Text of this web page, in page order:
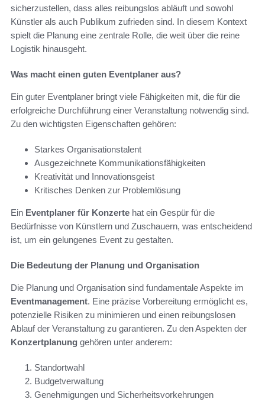
sicherzustellen, dass alles reibungslos abläuft und sowohl
Künstler als auch Publikum zufrieden sind. In diesem Kontext
spielt die Planung eine zentrale Rolle, die weit über die reine
Logistik hinausgeht.
Was macht einen guten Eventplaner aus?
Ein guter Eventplaner bringt viele Fähigkeiten mit, die für die
erfolgreiche Durchführung einer Veranstaltung notwendig sind.
Zu den wichtigsten Eigenschaften gehören:
Starkes Organisationstalent
Ausgezeichnete Kommunikationsfähigkeiten
Kreativität und Innovationsgeist
Kritisches Denken zur Problemlösung
Ein Eventplaner für Konzerte hat ein Gespür für die
Bedürfnisse von Künstlern und Zuschauern, was entscheidend
ist, um ein gelungenes Event zu gestalten.
Die Bedeutung der Planung und Organisation
Die Planung und Organisation sind fundamentale Aspekte im
Eventmanagement. Eine präzise Vorbereitung ermöglicht es,
potenzielle Risiken zu minimieren und einen reibungslosen
Ablauf der Veranstaltung zu garantieren. Zu den Aspekten der
Konzertplanung gehören unter anderem:
Standortwahl
Budgetverwaltung
Genehmigungen und Sicherheitsvorkehrungen